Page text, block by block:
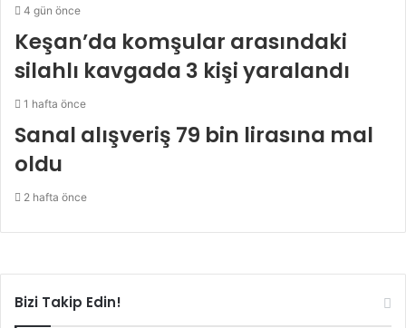
4 gün önce
Keşan’da komşular arasındaki
silahlı kavgada 3 kişi yaralandı
1 hafta önce
Sanal alışveriş 79 bin lirasına mal
oldu
2 hafta önce
Bizi Takip Edin!